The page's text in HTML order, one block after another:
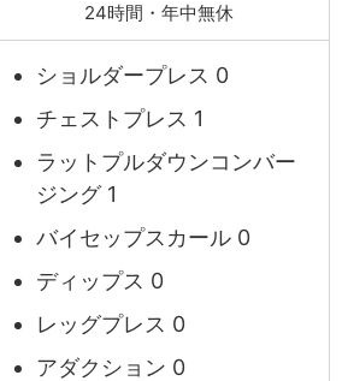
24時間・年中無休
ショルダープレス 0
チェストプレス 1
ラットプルダウンコンバー
ジング 1
バイセップスカール 0
ディップス 0
レッグプレス 0
アダクション 0